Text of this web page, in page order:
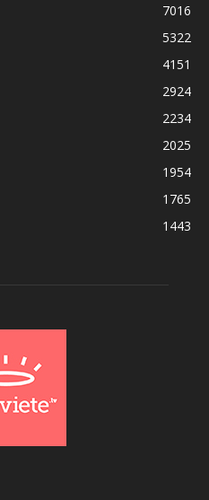
7016
5322
4151
2924
2234
2025
1954
1765
1443